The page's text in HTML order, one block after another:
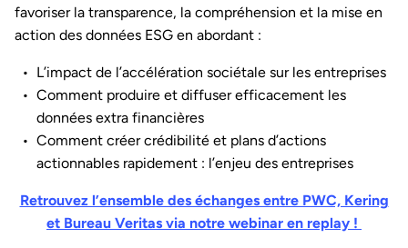
favoriser la transparence, la compréhension et la mise en
action des données ESG en abordant :
L’impact de l’accélération sociétale sur les entreprises
Comment produire et diffuser efficacement les
données extra financières
Comment créer crédibilité et plans d’actions
actionnables rapidement : l’enjeu des entreprises
Retrouvez l’ensemble des échanges entre PWC, Kering
et Bureau Veritas via notre webinar en replay !